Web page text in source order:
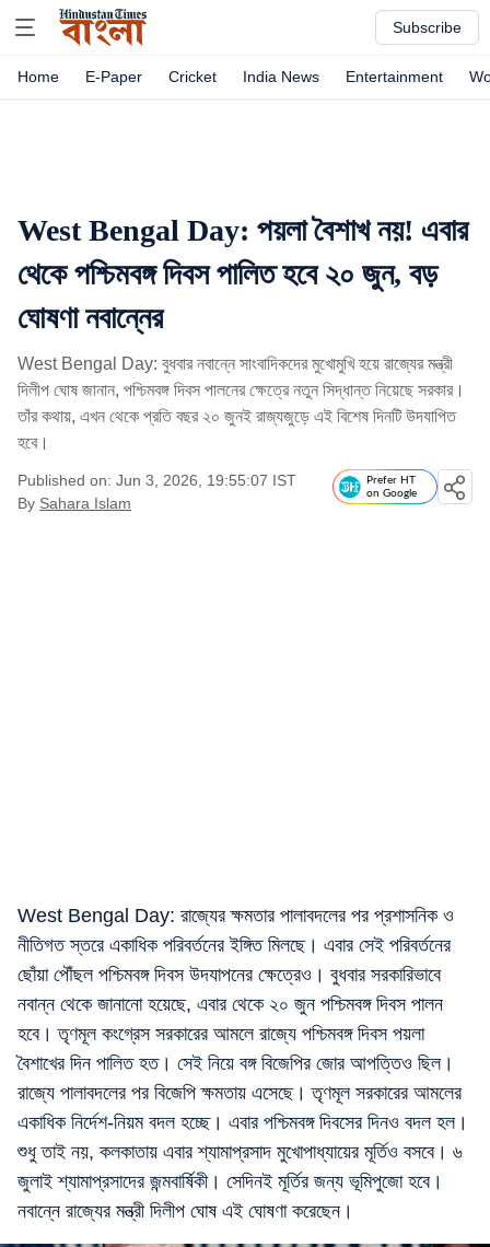
Subscribe
Home E-Paper Cricket India News Entertainment
West Bengal Day: পয়লা বৈশাখ নয়! এবার
থেকে পশ্চিমবঙ্গ দিবস পালিত হবে ২০ জুন, বড়
ঘোষণা নবান্নের
West Bengal Day: বুধবার নবান্নে সাংবাদিকদের মুখোমুখি হয়ে রাজ্যের মন্ত্রী
দিলীপ ঘোষ জানান, পশ্চিমবঙ্গ দিবস পালনের ক্ষেত্রে নতুন সিদ্ধান্ত নিয়েছে সরকার।
তাঁর কথায়, এখন থেকে প্রতি বছর ২০ জুনই রাজ্যজুড়ে এই বিশেষ দিনটি উদযাপিত
হবে।
Published on: Jun 3, 2026, 19:55:07 IST
By Sahara Islam
Prefer HT
on Google
West Bengal Day: রাজ্যের ক্ষমতার পালাবদলের পর প্রশাসনিক ও
নীতিগত স্তরে একাধিক পরিবর্তনের ইঙ্গিত মিলছে। এবার সেই পরিবর্তনের
ছোঁয়া পৌঁছল পশ্চিমবঙ্গ দিবস উদযাপনের ক্ষেত্রেও। বুধবার সরকারিভাবে
নবান্ন থেকে জানানো হয়েছে, এবার থেকে ২০ জুন পশ্চিমবঙ্গ দিবস পালন
হবে। তৃণমূল কংগ্রেস সরকারের আমলে রাজ্যে পশ্চিমবঙ্গ দিবস পয়লা
বৈশাখের দিন পালিত হত। সেই নিয়ে বঙ্গ বিজেপির জোর আপত্তিও ছিল।
রাজ্যে পালাবদলের পর বিজেপি ক্ষমতায় এসেছে। তৃণমূল সরকারের আমলের
একাধিক নির্দেশ-নিয়ম বদল হচ্ছে। এবার পশ্চিমবঙ্গ দিবসের দিনও বদল হল।
শুধু তাই নয়, কলকাতায় এবার শ্যামাপ্রসাদ মুখোপাধ্যায়ের মূর্তিও বসবে। ৬
জুলাই শ্যামাপ্রসাদের জন্মবার্ষিকী। সেদিনই মূর্তির জন্য ভূমিপুজো হবে।
নবান্নে রাজ্যের মন্ত্রী দিলীপ ঘোষ এই ঘোষণা করেছেন।